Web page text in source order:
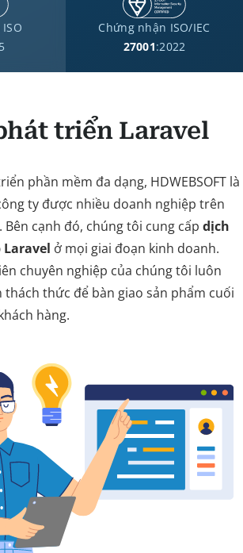
Chứng nhận ISO/IEC
27001:2022
triển Laravel
phần mềm đa dạng, HDWEBSOFT là
ty được nhiều doanh nghiệp trên
cạnh đó, chúng tôi cung cấp dịch
ở mọi giai đoạn kinh doanh.
chuyên nghiệp của chúng tôi luôn
thách thức để bàn giao sản phẩm cuối
hàng.